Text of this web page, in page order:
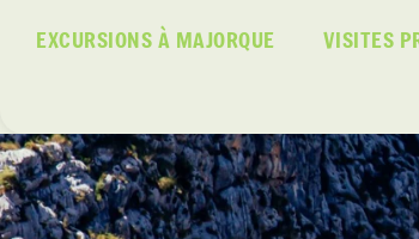
EXCURSIONS À MAJORQUE VISITES